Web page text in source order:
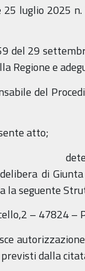
luglio 2025
del 29
Regione e
del
atto;
di
la seguente
– 47824 –
dalla